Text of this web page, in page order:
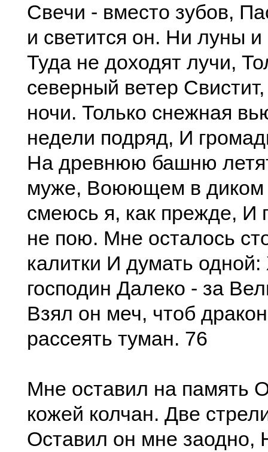
Свечи - вместо зубов,
и светится он. Ни луны
Туда не доходят лучи,
северный ветер
ночи. Только снежная
недели подряд, И
На древнюю башню
муже, Воюющем в диком
смеюсь я, как прежде, И
не пою. Мне осталось
калитки И думать
господин Далеко - за
Взял он меч, чтоб
рассеять туман. 76
Мне оставил на память
кожей колчан. Две
Оставил он мне заодно,